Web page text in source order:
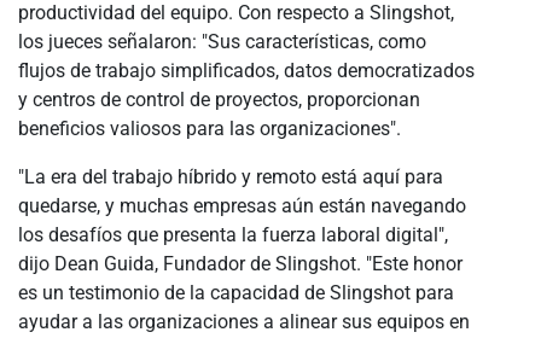
productividad del equipo. Con respecto a Slingshot,
los jueces señalaron: "Sus características, como
flujos de trabajo simplificados, datos democratizados
y centros de control de proyectos, proporcionan
beneficios valiosos para las organizaciones".
"La era del trabajo híbrido y remoto está aquí para
quedarse, y muchas empresas aún están navegando
los desafíos que presenta la fuerza laboral digital",
dijo Dean Guida, Fundador de Slingshot. "Este honor
es un testimonio de la capacidad de Slingshot para
ayudar a las organizaciones a alinear sus equipos en